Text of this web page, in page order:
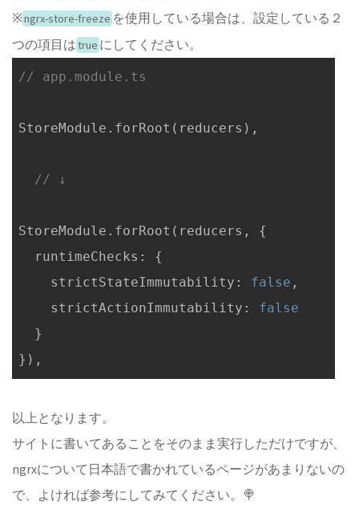
※ngrx-store-freeze を使用している場合は、設定している２
つの項目はtrue にしてください。
// app.module.ts
StoreModule.forRoot(reducers),
// ↓
StoreModule.forRoot(reducers, {
runtimeChecks : {
strictStateImmutability : false ,
strictActionImmutability : false
  }
以上となります。
サイトに書いてあることをそのまま実行しただけですが、
ngrxについて日本語で書かれているページがあまりないの
で、よければ参考にしてみてください。🍭